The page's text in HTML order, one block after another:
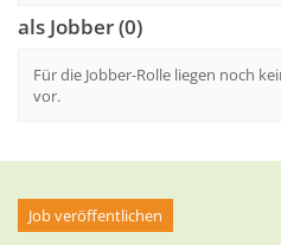
als Jobber (0)
Für die Jobber-Rolle liegen noch
vor.
Job veröffentlichen